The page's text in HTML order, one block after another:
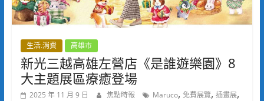
生活.消費 高雄市
新光三越高雄左營店《是誰遊樂園》8
大主題展區療癒登場
2025 年 11 月 9 日 焦點時報 Maruco, 免費展覽, 插畫展,